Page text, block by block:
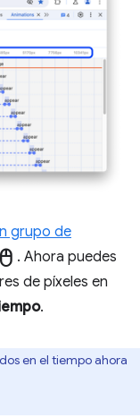
grupo de
mouse . Ahora puedes
de píxeles en
.
en el tiempo ahora